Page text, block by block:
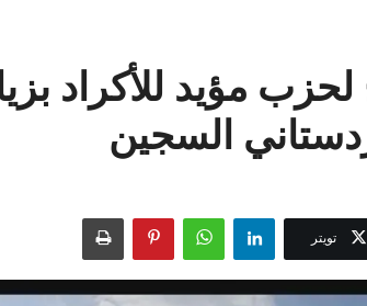
لحزب مؤيد للأكراد
السجين
تويتر